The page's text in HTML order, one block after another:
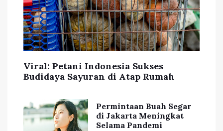
Viral: Petani Indonesia Sukses
Budidaya Sayuran di Atap Rumah
Permintaan Buah Segar
di Jakarta Meningkat
Selama Pandemi